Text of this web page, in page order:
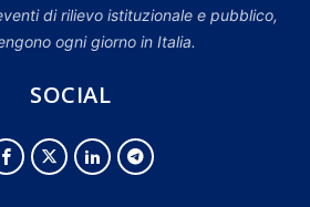
di rilievo istituzionale e pubblico,
ogni giorno in Italia.
SOCIAL